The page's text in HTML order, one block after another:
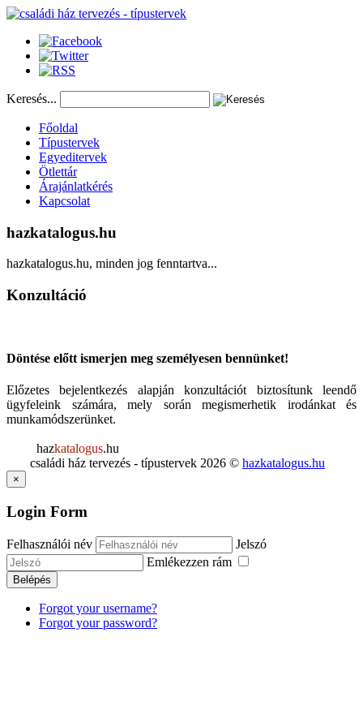
Keresés...
Főoldal
Típustervek
Egyeditervek
Ötlettár
Árajánlatkérés
Kapcsolat
hazkatalogus.hu
hazkatalogus.hu, minden jog fenntartva...
Konzultáció
Döntése előtt ismerjen meg személyesen bennünket!
Előzetes bejelentkezés alapján konzultációt biztosítunk leendő
ügyfeleink számára, mely során megismerhetik irodánkat és
munkamódszerünket.
hazkatalogus.hu
családi ház tervezés - típustervek 2026 © hazkatalogus.hu
×
Login Form
Felhasználói név
Jelszó
Emlékezzen rám
Belépés
Forgot your username?
Forgot your password?